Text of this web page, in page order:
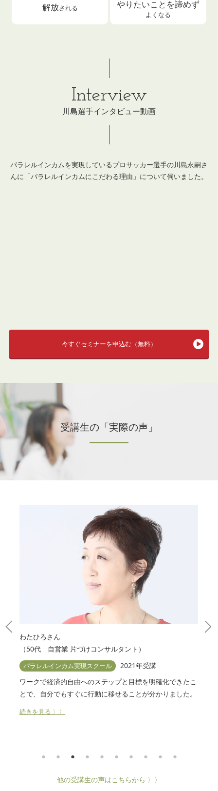
解放される やりたいことを諦めず
よくなる
Interview
川島選手インタビュー動画
パラレルインカムを実現しているプロサッカー選手の川島永嗣さ
んに 「パラレルインカムにこだわる理由」について伺いました。
今すぐセミナーを申込む（無料）
受講生の「実際の声」
わたひろさん
（50代 自営業 片づけコンサルタント）
パラレルインカム実現スクール
2021年受講
ワークで経済的自由へのステップと目標を明確化できたこ
とで、自分でもすぐに行動に移せることが分かりました。
続きを見る 〉〉
他の受講生の声はこちらから 〉〉